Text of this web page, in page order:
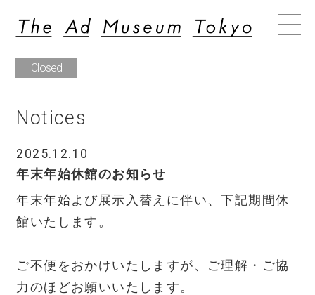
Closed
Notices
2025.12.10
年末年始休館のお知らせ
年末年始よび展示入替えに伴い、下記期間休
館いたします。
ご不便をおかけいたしますが、ご理解・ご協
力のほどお願いいたします。